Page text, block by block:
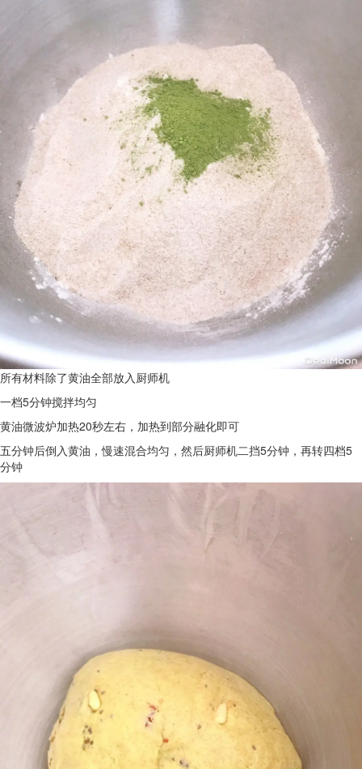
所有材料除了黄油全部放入厨师机
一档5分钟搅拌均匀
黄油微波炉加热20秒左右，加热到部分融化即可
五分钟后倒入黄油，慢速混合均匀，然后厨师机二挡5分钟，再转四档5
分钟